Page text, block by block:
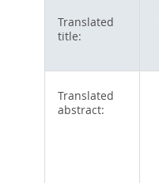
Translated
title:
Translated
abstract: